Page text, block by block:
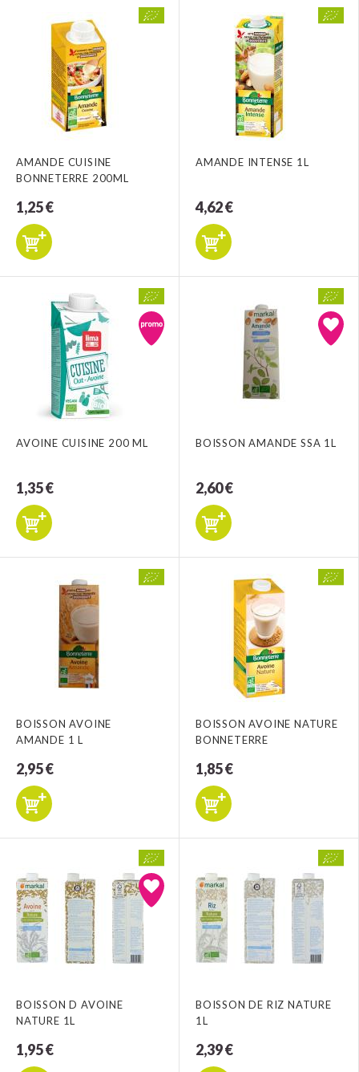
AMANDE CUISINE
BONNETERRE 200ML
1,25 €
AMANDE INTENSE 1L
4,62 €
AVOINE CUISINE 200 ML
1,35 €
BOISSON AMANDE SSA 1L
2,60 €
BOISSON AVOINE
AMANDE 1 L
2,95 €
BOISSON AVOINE NATURE
BONNETERRE
1,85 €
BOISSON D AVOINE
NATURE 1L
1,95 €
BOISSON DE RIZ NATURE
1L
2,39 €